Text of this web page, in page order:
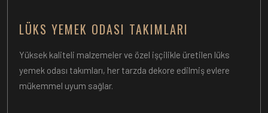
LÜKS YEMEK ODASI TAKIMLARI
Yüksek kaliteli malzemeler ve özel işçilikle üretilen lüks
yemek odası takımları, her tarzda dekore edilmiş evlere
mükemmel uyum sağlar.